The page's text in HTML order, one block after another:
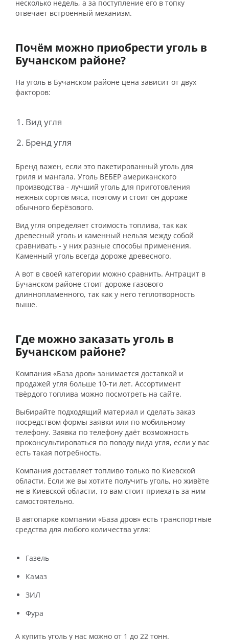
несколько недель, а за поступление его в топку
отвечает встроенный механизм.
Почём можно приобрести уголь в
Бучанском районе?
На уголь в Бучанском районе цена зависит от двух
факторов:
Вид угля
Бренд угля
Бренд важен, если это пакетированный уголь для
гриля и мангала. Уголь ВЕБЕР американского
производства - лучший уголь для приготовления
нежных сортов мяса, поэтому и стоит он дороже
обычного берёзового.
Вид угля определяет стоимость топлива, так как
древесный уголь и каменный нельзя между собой
сравнивать - у них разные способы применения.
Каменный уголь всегда дороже древесного.
А вот в своей категории можно сравнить. Антрацит в
Бучанском районе стоит дороже газового
длиннопламенного, так как у него теплотворность
выше.
Где можно заказать уголь в
Бучанском районе?
Компания «База дров» занимается доставкой и
продажей угля больше 10-ти лет. Ассортимент
твёрдого топлива можно посмотреть на сайте.
Выбирайте подходящий материал и сделать заказ
посредством формы заявки или по мобильному
телефону. Заявка по телефону даёт возможность
проконсультироваться по поводу вида угля, если у вас
есть такая потребность.
Компания доставляет топливо только по Киевской
области. Если же вы хотите получить уголь, но живёте
не в Киевской области, то вам стоит приехать за ним
самостоятельно.
В автопарке компании «База дров» есть транспортные
средства для любого количества угля:
Газель
Камаз
ЗИЛ
Фура
А купить уголь у нас можно от 1 до 22 тонн.